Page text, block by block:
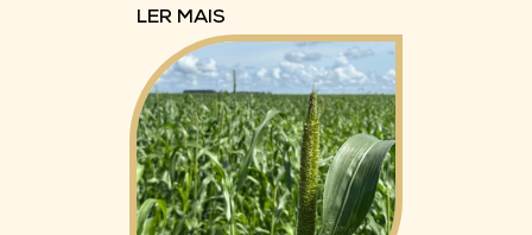
LER MAIS